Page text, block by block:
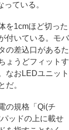
ている。
を1cmほど切った
付いている。モバ
の差込口があるた
ょうどフィットす
なおLEDユニット
だ。
の規格「Qi(チ
ッドの上に載せ